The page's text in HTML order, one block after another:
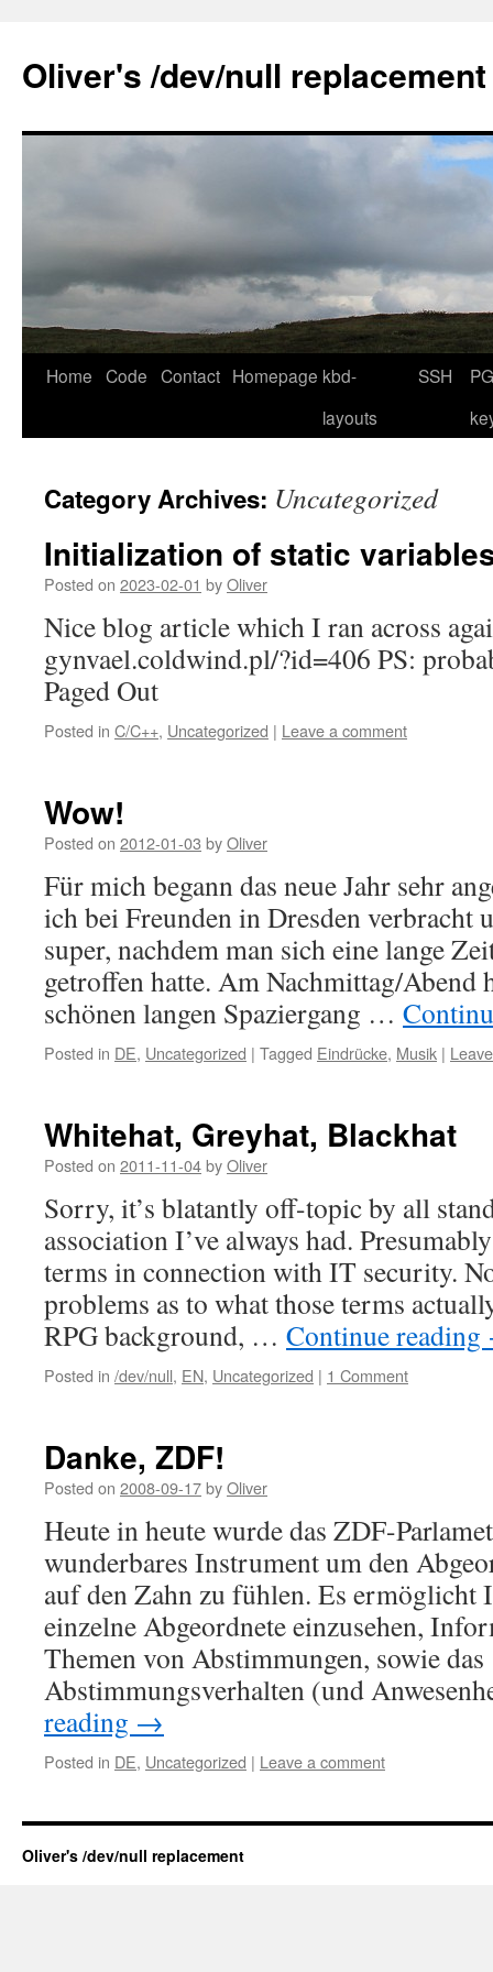
content
Oliver's /dev/null replacement
Home Code Contact Homepage kbd-
layouts
SSH
Category Archives: Uncategorized
Initialization of static
Posted on 2023-02-01 byOliver
Nice blog article which I ran across
gynvael.coldwind.pl/?id=406 PS:
Paged Out
Posted in C/C++, Uncategorized | Leave a comment
Wow!
Posted on 2012-01-03 byOliver
Für mich begann das neue Jahr sehr
ich bei Freunden in Dresden verbracht
super, nachdem man sich eine lange
getroffen hatte. Am Nachmittag/Abend
schönen langen Spaziergang …
Posted in DE, Uncategorized | Tagged Eindrücke, Musik |
Whitehat, Greyhat, Blackhat
Posted on 2011-11-04byOliver
Sorry, it’s blatantly off-topic by all
association I’ve always had.
terms in connection with IT security.
problems as to what those terms
RPG background, … Continue reading
Posted in /dev/null, EN, Uncategorized | 1 Comment
Danke, ZDF!
Posted on 2008-09-17byOliver
Heute in heute wurde das ZDF-
wunderbares Instrument um den
auf den Zahn zu fühlen. Es ermöglicht
einzelne Abgeordnete einzusehen,
Themen von Abstimmungen, sowie das
Abstimmungsverhalten (und
reading →
Posted in DE, Uncategorized | Leave a comment
Oliver's /dev/null replacement